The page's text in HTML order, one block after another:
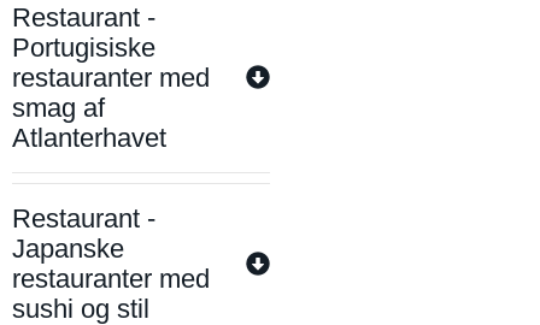
Restaurant -
Portugisiske
restauranter med
smag af
Atlanterhavet
Restaurant -
Japanske
restauranter med
sushi og stil